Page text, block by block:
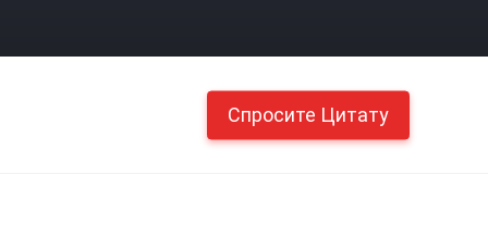
Спросите Цитату